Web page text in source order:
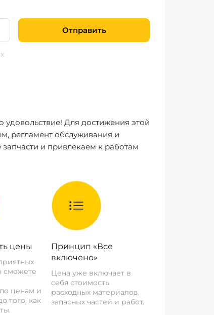
Отправить
Для достижения этой
регламент обслуживания и
и привлекаем к работам
цены
сможете
ценам и
того, как
Принцип «Все
включено»
Цена уже включает в
себя стоимость
расходных материалов,
запасных частей и работ.